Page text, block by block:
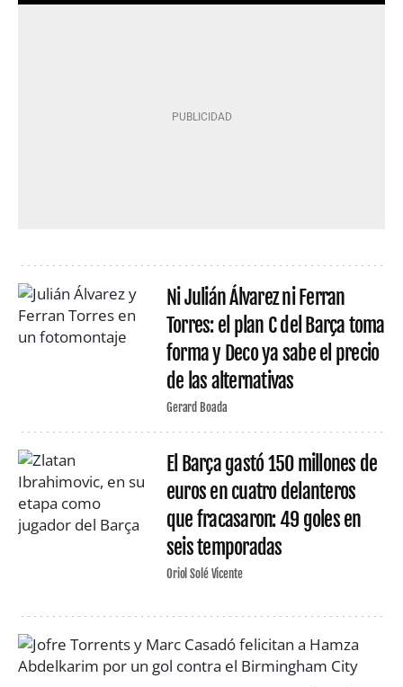
Ni Julián Álvarez ni Ferran
Torres: el plan C del Barça toma
forma y Deco ya sabe el precio
de las alternativas
Gerard Boada
El Barça gastó 150 millones de
euros en cuatro delanteros
que fracasaron: 49 goles en
seis temporadas
Oriol Solé Vicente